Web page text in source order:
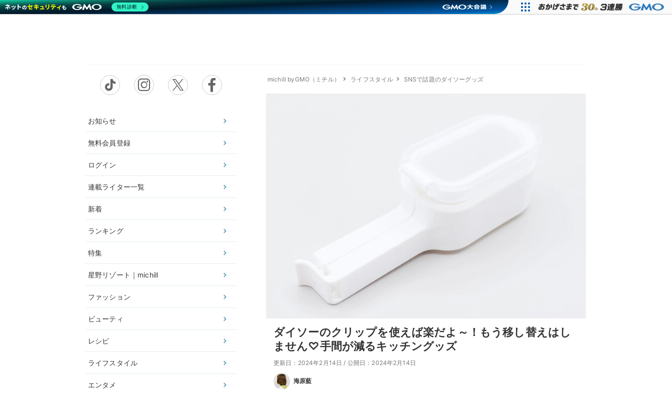
お知らせ
無料会員登録
ログイン
連載ライター一覧
新着
ランキング
特集
星野リゾート｜michill
ファッション
ビューティ
レシピ
ライフスタイル
エンタメ
michill byGMO（ミチル） ライフスタイル SNSで話題のダイソーグッズ
ダイソーのクリップを使えば楽だよ～！もう移し替えはし
ません♡手間が減るキッチングッズ
更新日：2024年2月14日 / 公開日：2024年2月14日
海原藍
無料診断